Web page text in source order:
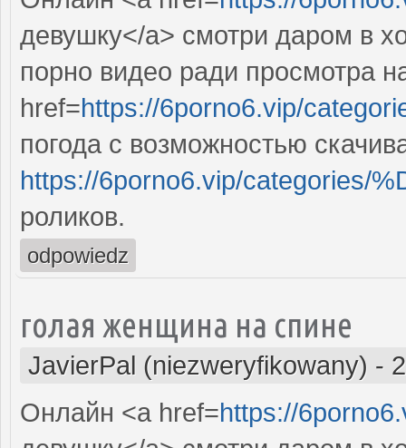
девушку</a> смотри даром в
порно видео ради просмотра
href=https://6porno6.vip/
погода с возможностью
https://6porno6.vip/categories/
роликов.
odpowiedz
голая женщина на спине
JavierPal (niezweryfikowany) -
Онлайн <a href=https://